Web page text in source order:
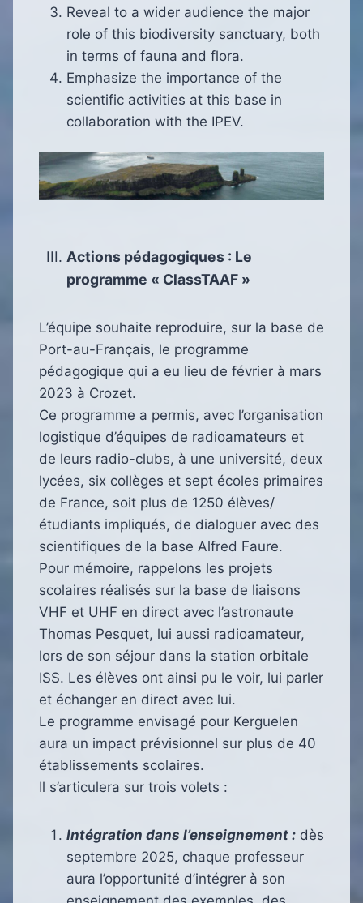
Reveal to a wider audience the major
role of this biodiversity sanctuary, both
in terms of fauna and flora.
Emphasize the importance of the
scientific activities at this base in
collaboration with the IPEV.
Actions pédagogiques : Le
programme « ClassTAAF »
L’équipe souhaite reproduire, sur la base de
Port-au-Français, le programme
pédagogique qui a eu lieu de février à mars
2023 à Crozet.
Ce programme a permis, avec l’organisation
logistique d’équipes de radioamateurs et
de leurs radio-clubs, à une université, deux
lycées, six collèges et sept écoles primaires
de France, soit plus de 1250 élèves/
étudiants impliqués, de dialoguer avec des
scientifiques de la base Alfred Faure.
Pour mémoire, rappelons les projets
scolaires réalisés sur la base de liaisons
VHF et UHF en direct avec l’astronaute
Thomas Pesquet, lui aussi radioamateur,
lors de son séjour dans la station orbitale
ISS. Les élèves ont ainsi pu le voir, lui parler
et échanger en direct avec lui.
Le programme envisagé pour Kerguelen
aura un impact prévisionnel sur plus de 40
établissements scolaires.
Il s’articulera sur trois volets :
Intégration dans l’enseignement : dès
septembre 2025, chaque professeur
aura l’opportunité d’intégrer à son